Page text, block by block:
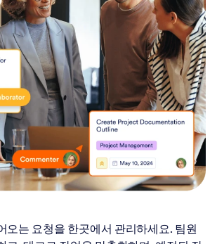
오는 요청을 한곳에서 관리하세요. 팀원